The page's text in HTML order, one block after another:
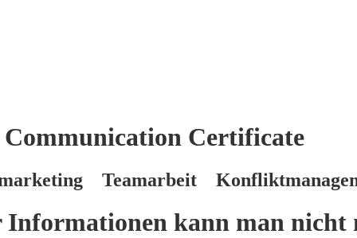
Certificate
Teamarbeit
Informationen kann man nicht